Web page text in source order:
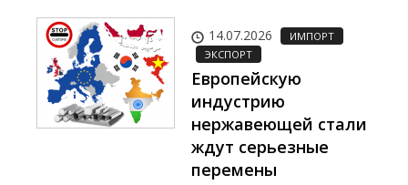
14.07.2026
ИМПОРТ
ЭКСПОРТ
Европейскую
индустрию
нержавеющей стали
ждут серьезные
перемены